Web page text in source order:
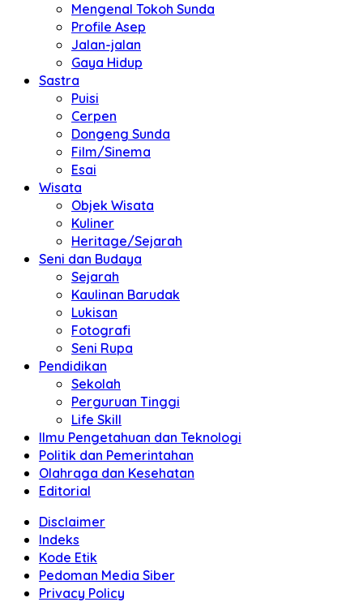
Mengenal Tokoh Sunda
Profile Asep
Jalan-jalan
Gaya Hidup
Sastra
Puisi
Cerpen
Dongeng Sunda
Film/Sinema
Esai
Wisata
Objek Wisata
Kuliner
Heritage/Sejarah
Seni dan Budaya
Sejarah
Kaulinan Barudak
Lukisan
Fotografi
Seni Rupa
Pendidikan
Sekolah
Perguruan Tinggi
Life Skill
Ilmu Pengetahuan dan Teknologi
Politik dan Pemerintahan
Olahraga dan Kesehatan
Editorial
Disclaimer
Indeks
Kode Etik
Pedoman Media Siber
Privacy Policy